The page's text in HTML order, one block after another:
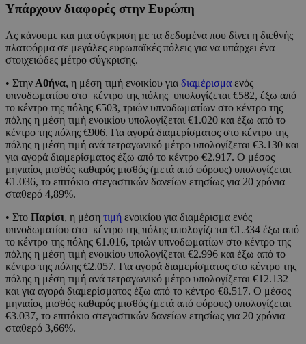
Υπάρχουν διαφορές στην Ευρώπη
Ας κάνουμε και μια σύγκριση με τα δεδομένα που δίνει η διεθνής
πλατφόρμα σε μεγάλες ευρωπαϊκές πόλεις για να υπάρχει ένα
στοιχειώδες μέτρο σύγκρισης.
• Στην Αθήνα, η μέση τιμή ενοικίου για διαμέρισμα ενός
υπνοδωματίου στο κέντρο της πόλης υπολογίζεται €582, έξω από
το κέντρο της πόλης €503, τριών υπνοδωματίων στο κέντρο της
πόλης η μέση τιμή ενοικίου υπολογίζεται €1.020 και έξω από το
κέντρο της πόλης €906. Για αγορά διαμερίσματος στο κέντρο της
πόλης η μέση τιμή ανά τετραγωνικό μέτρο υπολογίζεται €3.130 και
για αγορά διαμερίσματος έξω από το κέντρο €2.917. Ο μέσος
μηνιαίος μισθός καθαρός μισθός (μετά από φόρους) υπολογίζεται
€1.036, το επιτόκιο στεγαστικών δανείων ετησίως για 20 χρόνια
σταθερό 4,89%.
• Στο Παρίσι, η μέση τιμή ενοικίου για διαμέρισμα ενός
υπνοδωματίου στο κέντρο της πόλης υπολογίζεται €1.334 έξω από
το κέντρο της πόλης €1.016, τριών υπνοδωματίων στο κέντρο της
πόλης η μέση τιμή ενοικίου υπολογίζεται €2.996 και έξω από το
κέντρο της πόλης €2.057. Για αγορά διαμερίσματος στο κέντρο της
πόλης η μέση τιμή ανά τετραγωνικό μέτρο υπολογίζεται €12.132
και για αγορά διαμερίσματος έξω από το κέντρο €8.517. Ο μέσος
μηνιαίος μισθός καθαρός μισθός (μετά από φόρους) υπολογίζεται
€3.037, το επιτόκιο στεγαστικών δανείων ετησίως για 20 χρόνια
σταθερό 3,66%.